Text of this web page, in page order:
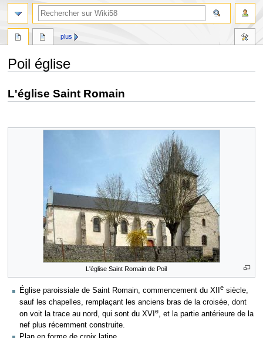
Poil église
à
à
L'église Saint Romain
L'église Saint Romain de Poil
Église paroissiale de Saint Romain, commencement du XII e siècle,
sauf les chapelles, remplaçant les anciens bras de la croisée, dont
on voit la trace au nord, qui sont du XVI e , et la partie antérieure de la
nef plus récemment construite.
plus